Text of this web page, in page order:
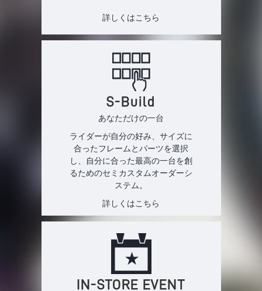
詳しくはこちら
S-Build
あなただけの一台
ライダーが自分の好み、サイズに
合ったフレームとパーツを選択
し、自分に合った最高の一台を創
るためのセミカスタムオーダーシ
ステム。
詳しくはこちら
IN-STORE EVENT